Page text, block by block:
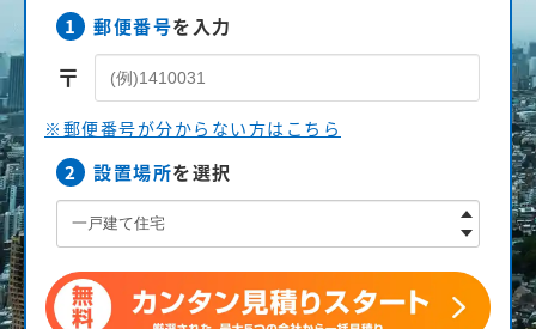
1 郵便番号を入力
〒
※郵便番号が分からない方はこちら
2 設置場所を選択